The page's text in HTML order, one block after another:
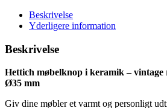
Beskrivelse
Yderligere information
Beskrivelse
Hettich møbelknop i keramik –
Ø35 mm
Giv dine møbler et varmt og personligt